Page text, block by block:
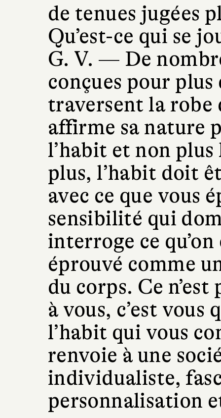
de tenues jugées
Qu’est-ce qui se
G. V. — De
conçues pour
traversent la robe
affirme sa nature
l’habit et non
plus, l’habit doit
avec ce que vous
sensibilité qui
interroge ce
éprouvé comme
du corps. Ce n’est
à vous, c’est
l’habit qui vous
renvoie à une
individualiste,
personnalisation